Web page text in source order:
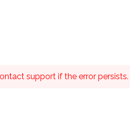
support if the error persists.